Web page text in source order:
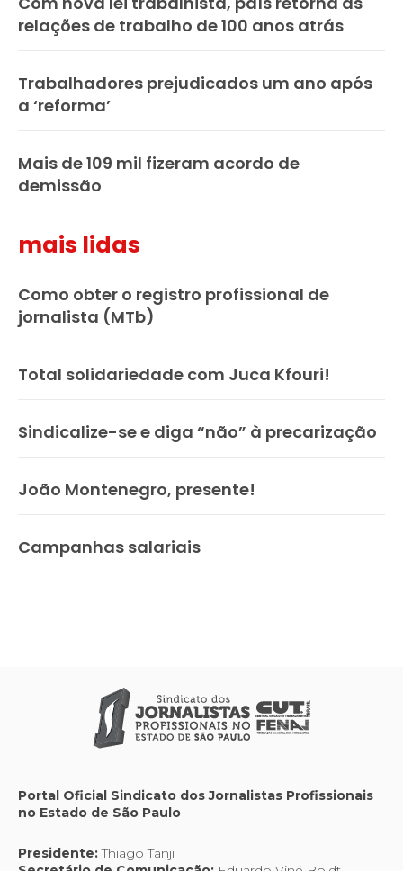
relações de trabalho de 100 anos atrás
Trabalhadores prejudicados um ano após
a ‘reforma’
Mais de 109 mil fizeram acordo de
demissão
mais lidas
Como obter o registro profissional de
jornalista (MTb)
Total solidariedade com Juca Kfouri!
Sindicalize-se e diga “não” à precarização
João Montenegro, presente!
Campanhas salariais
Portal Oficial Sindicato dos Jornalistas Profissionais
no Estado de São Paulo
Presidente:Thiago Tanji